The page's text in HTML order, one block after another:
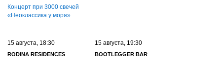
Концерт при 3000 свечей
«Неоклассика у моря»
15 августа, 18:30
RODINA RESIDENCES
15 августа, 19:30
BOOTLEGGER BAR